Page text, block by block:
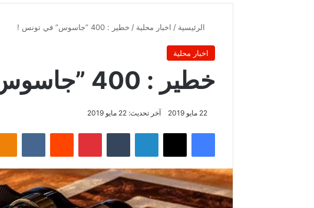
الرئيسية / اخبار محلية / خطير : 400 ”جاسوس” في تونس !
اخبار محلية
خطير : 400 ”جاسوس” في تونس !
22 مايو 2019 آخر تحديث: 22 مايو 2019
فيسبوك لينكدإن بينتيريست